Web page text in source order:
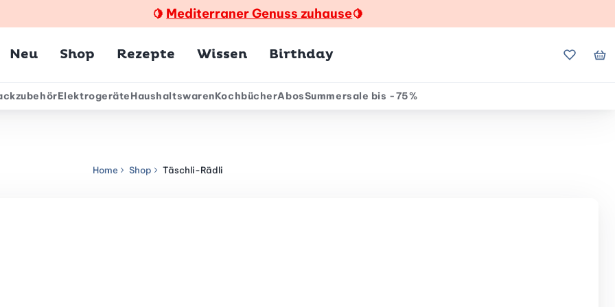
🍋 Mediterraner Genuss zuhause🍋
Neu Shop Rezepte Wissen Birthday Meine
ElektrogeräteHaushaltswarenKochbücherAbosSummersale bis -75%
Home Shop Täschli-Rädli